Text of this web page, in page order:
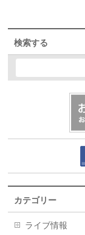
検索する
カテゴリー
ライブ情報